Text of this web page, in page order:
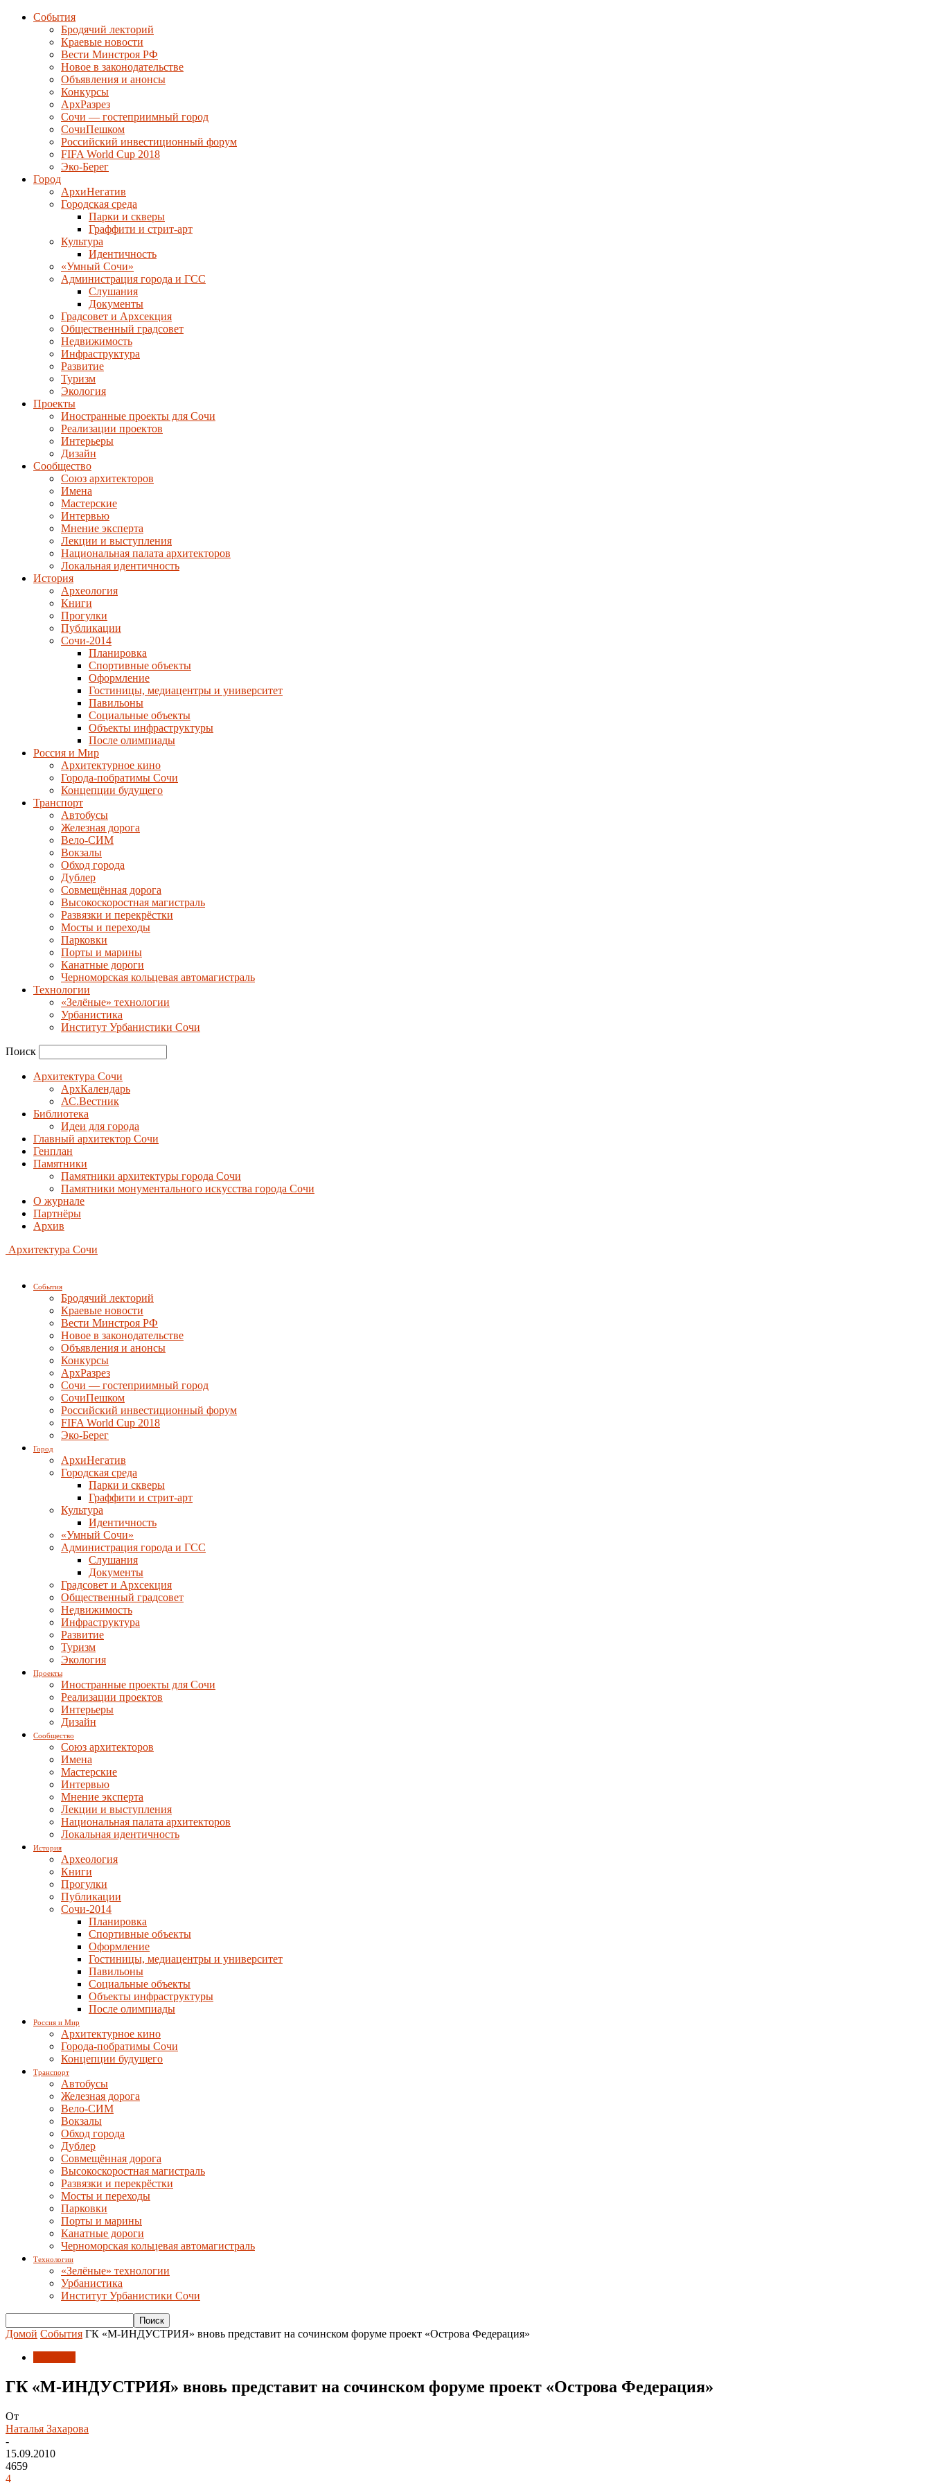
События
Бродячий лекторий
Краевые новости
Вести Минстроя РФ
Новое в законодательстве
Объявления и анонсы
Конкурсы
АрхРазрез
Сочи — гостеприимный город
СочиПешком
Российский инвестиционный форум
FIFA World Cup 2018
Эко-Берег
Город
АрхиНегатив
Городская среда
Парки и скверы
Граффити и стрит-арт
Культура
Идентичность
«Умный Сочи»
Администрация города и ГСС
Слушания
Документы
Градсовет и Архсекция
Общественный градсовет
Недвижимость
Инфраструктура
Развитие
Туризм
Экология
Проекты
Иностранные проекты для Сочи
Реализации проектов
Интерьеры
Дизайн
Сообщество
Союз архитекторов
Имена
Мастерские
Интервью
Мнение эксперта
Лекции и выступления
Национальная палата архитекторов
Локальная идентичность
История
Археология
Книги
Прогулки
Публикации
Сочи-2014
Планировка
Спортивные объекты
Оформление
Гостиницы, медиацентры и университет
Павильоны
Социальные объекты
Объекты инфраструктуры
После олимпиады
Россия и Мир
Архитектурное кино
Города-побратимы Сочи
Концепции будущего
Транспорт
Автобусы
Железная дорога
Вело-СИМ
Вокзалы
Обход города
Дублер
Совмещённая дорога
Высокоскоростная магистраль
Развязки и перекрёстки
Мосты и переходы
Парковки
Порты и марины
Канатные дороги
Черноморская кольцевая автомагистраль
Технологии
«Зелёные» технологии
Урбанистика
Институт Урбанистики Сочи
Поиск
Архитектура Сочи
АрхКалендарь
АС.Вестник
Библиотека
Идеи для города
Главный архитектор Сочи
Генплан
Памятники
Памятники архитектуры города Сочи
Памятники монументального искусства города Сочи
О журнале
Партнёры
Архив
Архитектура Сочи
События
Бродячий лекторий
Краевые новости
Вести Минстроя РФ
Новое в законодательстве
Объявления и анонсы
Конкурсы
АрхРазрез
Сочи — гостеприимный город
СочиПешком
Российский инвестиционный форум
FIFA World Cup 2018
Эко-Берег
Город
АрхиНегатив
Городская среда
Парки и скверы
Граффити и стрит-арт
Культура
Идентичность
«Умный Сочи»
Администрация города и ГСС
Слушания
Документы
Градсовет и Архсекция
Общественный градсовет
Недвижимость
Инфраструктура
Развитие
Туризм
Экология
Проекты
Иностранные проекты для Сочи
Реализации проектов
Интерьеры
Дизайн
Сообщество
Союз архитекторов
Имена
Мастерские
Интервью
Мнение эксперта
Лекции и выступления
Национальная палата архитекторов
Локальная идентичность
История
Археология
Книги
Прогулки
Публикации
Сочи-2014
Планировка
Спортивные объекты
Оформление
Гостиницы, медиацентры и университет
Павильоны
Социальные объекты
Объекты инфраструктуры
После олимпиады
Россия и Мир
Архитектурное кино
Города-побратимы Сочи
Концепции будущего
Транспорт
Автобусы
Железная дорога
Вело-СИМ
Вокзалы
Обход города
Дублер
Совмещённая дорога
Высокоскоростная магистраль
Развязки и перекрёстки
Мосты и переходы
Парковки
Порты и марины
Канатные дороги
Черноморская кольцевая автомагистраль
Технологии
«Зелёные» технологии
Урбанистика
Институт Урбанистики Сочи
Домой События ГК «М-ИНДУСТРИЯ» вновь представит на сочинском форуме проект «Острова Федерация»
ГК «М-ИНДУСТРИЯ» вновь представит на сочинском форуме проект «Острова Федерация»
От
Наталья Захарова
-
15.09.2010
4659
4